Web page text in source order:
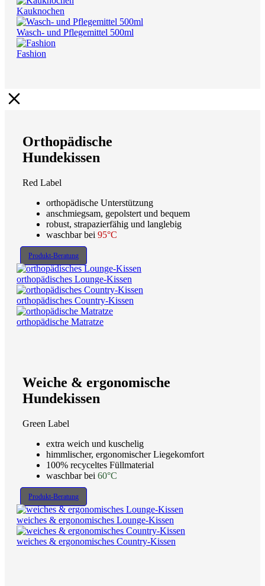
Kauknochen
Wasch- und Pflegemittel 500ml
Fashion
Orthopädische
Hundekissen
Red Label
orthopädische Unterstützung
anschmiegsam, gepolstert und bequem
robust, strapazierfähig und langlebig
waschbar bei 95°C
Produkt-Beratung
orthopädisches Lounge-Kissen
orthopädisches Country-Kissen
orthopädische Matratze
Weiche & ergonomische
Hundekissen
Green Label
extra weich und kuschelig
himmlischer, ergonomischer Liegekomfort
100% recyceltes Füllmaterial
waschbar bei 60°C
Produkt-Beratung
weiches & ergonomisches Lounge-Kissen
weiches & ergonomisches Country-Kissen